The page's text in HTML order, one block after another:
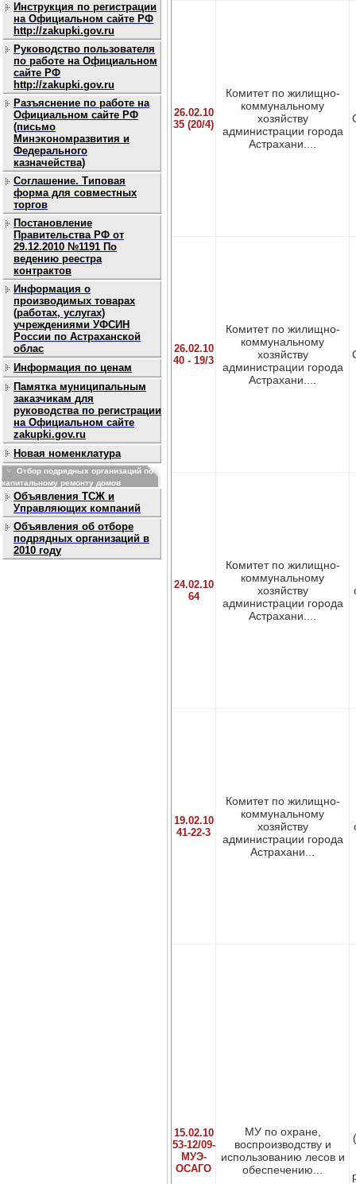
Инструкция по регистрации
на Официальном сайте РФ
http://zakupki.gov.ru
Руководство пользователя
по работе на Официальном
сайте РФ
http://zakupki.gov.ru
Разъяснение по работе на
Официальном сайте РФ
(письмо
Минэкономразвития и
Федерального
казначейства)
Соглашение. Типовая
форма для совместных
торгов
Постановление
Правительства РФ от
29.12.2010 №1191 По
ведению реестра
контрактов
Информация о
производимых товарах
(работах, услугах)
учреждениями УФСИН
России по Астраханской
облас
Информация по ценам
Памятка муниципальным
заказчикам для
руководства по регистрации
на Официальном сайте
zakupki.gov.ru
Новая номенклатура
Отбор подрядных организаций по
капитальному ремонту домов
Объявления ТСЖ и
Управляющих компаний
Объявления об отборе
подрядных организаций в
2010 году
26.02.10
35 (20/4)
Комитет по жилищно-
коммунальному
хозяйству
администрации города
Астрахани....
26.02.10
40 - 19/3
Комитет по жилищно-
коммунальному
хозяйству
администрации города
Астрахани....
24.02.10
64
Комитет по жилищно-
коммунальному
хозяйству
администрации города
Астрахани....
19.02.10
41-22-3
Комитет по жилищно-
коммунальному
хозяйству
администрации города
Астрахани...
15.02.10
53-12/09-
МУЭ-
ОСАГО
МУ по охране,
воспроизводству и
использованию лесов и
обеспечению...